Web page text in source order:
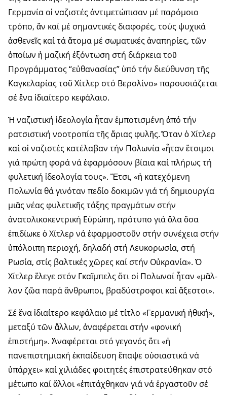
Γερμανία οἱ ναζιστές ἀντιμετώπισαν μέ παρόμοιο
τρόπο, ἄν καί μέ σημαντικές διαφορές, τούς ψυχικά
ἀσθενεῖς καί τά ἄτομα μέ σωματικές ἀναπηρίες, τῶν
ὁποίων ἡ μαζική ἐξόντωση στή διάρκεια τοῦ
Προγράμματος “εὐθα­νασίας” ὑπό τήν διεύθυνση τῆς
Καγκελαρίας τοῦ Χίτλερ στό Βερολίνο» παρουσιάζεται
σέ ἕνα ἰδιαίτερο κεφάλαιο.
Ἡ ναζιστική ἰδεολογία ἦταν ἐμποτισμένη ἀπό τήν
ρατσιστική νοοτροπία τῆς ἄριας φυλῆς. Ὅταν ὁ Χίτλερ
καί οἱ ναζιστές κατέλαβαν τήν Πολωνία «ἦταν ἕτοιμοι
γιά πρώτη φορά νά ἐφαρμόσουν βίαια καί πλήρως τή
φυλετική ἰδεολογία τους». Ἔτσι, «ἡ κατεχόμενη
Πολωνία θά γινόταν πεδίο δοκιμῶν γιά τή δημιουργία
μιᾶς νέας φυλετικῆς τάξης πραγμάτων στήν
ἀνατολικοκεντρική Εὐρώπη, πρότυπο γιά ὅλα ὅσα
ἐπιδίωκε ὁ Χίτλερ νά ἐφαρμοστοῦν στήν συνέχεια στήν
ὑπόλοιπη πε­ριο­­χή, δηλαδή στή Λευκορωσία, στή
Ρωσία, στίς βαλτικές χῶρες καί στήν Οὐκρανία». Ὁ
Χίτλερ ἔλεγε στόν Γκαῖμπελς ὅτι οἱ Πολωνοί ἦταν «μᾶλ­
λον ζῶα παρά ἄνθρωποι, βραδύστροφοι καί ἄξεστοι».
Σέ ἕνα ἰδιαίτερο κεφάλαιο μέ τίτλο «Γερμανική ἠθική»,
μεταξύ τῶν ἄλλων, ἀναφέρεται στήν «φονική
ἐπιστήμη». Ἀναφέρεται στό γεγονός ὅτι «ἡ
πανεπιστημιακή ἐκπαίδευση ἔπαψε οὐσιαστικά νά
ὑπάρ­χει» καί χιλιάδες φοιτητές ἐπιστρατεύθηκαν στό
μέτωπο καί ἄλλοι «ἐπιτάχθηκαν γιά νά ἐργαστοῦν σέ